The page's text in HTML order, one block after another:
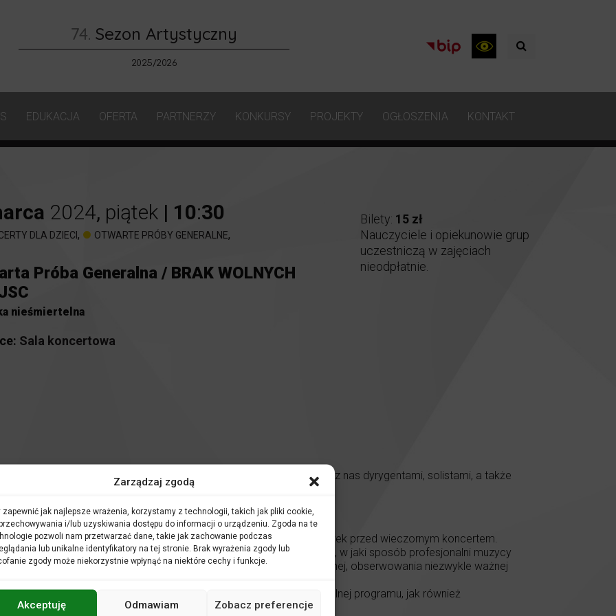
Zarządzaj zgodą
zapewnić jak najlepsze wrażenia, korzystamy z technologii, takich jak pliki cookie,
i/lub uzyskiwania dostępu do informacji o urządzeniu. Zgoda na te
pozwoli nam przetwarzać dane, takie jak zachowanie podczas
lub unikalne identyfikatory na tej stronie. Brak wyrażenia zgody lub
zgody może niekorzystnie wpłynąć na niektóre cechy i funkcje.
Akceptuję Odmawiam Zobacz preferencje
74. Sezon Artystyczny
2025/2026
EDUKACJA OFERTA PARTNERZY KONKURSY PROJEKTY OGŁOSZENIA KONTAKT
2024, piątek | 10:30
DLA DZIECI , OTWARTE PRÓBY GENERALNE,
Próba Generalna / BRAK WOLNYCH
nieśmiertelna
Sala koncertowa
Bilety: 15 zł
Nauczyciele i opiekunowie grup
uczestniczą w zajęciach
nieodpłatnie.
oraz ponadpodstawowych
na spotkania z zaproszonymi przez nas dyrygentami, solistami, a także
zwykłym dniem pracy.
próba generalna. Jest to ostatni moment na wprowadzenie poprawek przed wieczornym koncertem.
procesie kreowania sztuki. Zobaczyć, a przede wszystkim usłyszeć, w jaki sposób profesjonalni muzycy
te dają możliwość poznania tajników pracy orkiestry symfonicznej, obserwowania niezwykle ważnej
artystami.
spotkanie pogadanką nt. prezentowanego podczas próby generalnej programu, jak również
jest integralną częścią otwartej próby generalnej.